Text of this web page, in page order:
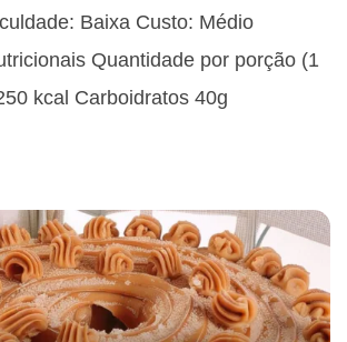
Baixa Custo: Médio
Quantidade por porção (1
kcal Carboidratos 40g